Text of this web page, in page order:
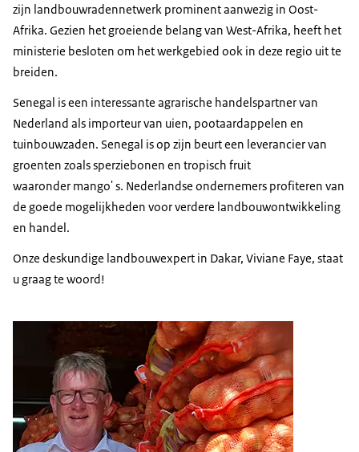
zijn landbouwradennetwerk prominent aanwezig in Oost-
Afrika. Gezien het groeiende belang van West-Afrika, heeft het
ministerie besloten om het werkgebied ook in deze regio uit te
breiden.
Senegal is een interessante agrarische handelspartner van
Nederland als importeur van uien, pootaardappelen en
tuinbouwzaden. Senegal is op zijn beurt een leverancier van
groenten zoals sperziebonen en tropisch fruit
waaronder mango' s. Nederlandse ondernemers profiteren van
de goede mogelijkheden voor verdere landbouwontwikkeling
en handel.
Onze deskundige landbouwexpert in Dakar, Viviane Faye, staat
u graag te woord!